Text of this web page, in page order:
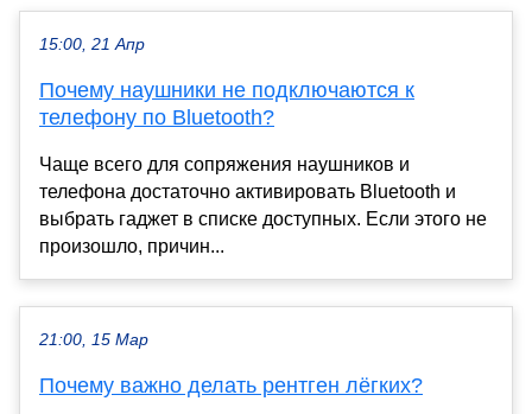
15:00, 21 Апр
Почему наушники не подключаются к
телефону по Bluetooth?
Чаще всего для сопряжения наушников и
телефона достаточно активировать Bluetooth и
выбрать гаджет в списке доступных. Если этого не
произошло, причин...
21:00, 15 Мар
Почему важно делать рентген лёгких?